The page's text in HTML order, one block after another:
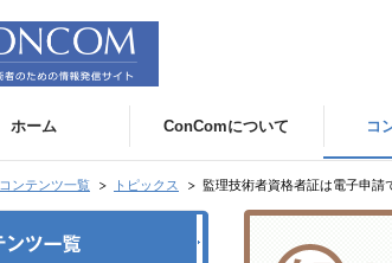
ホーム ConComについて コ
コンテンツ一覧 トピックス 監理技術者資格者証は電子申請